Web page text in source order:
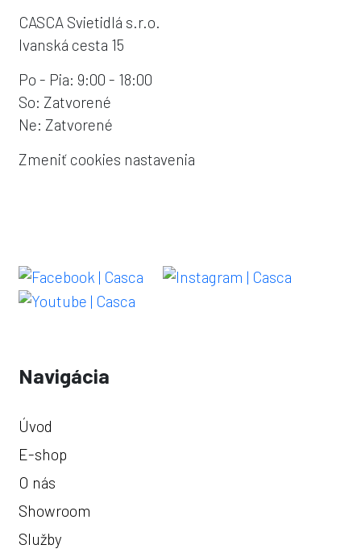
CASCA Svietidlá s.r.o.
Ivanská cesta 15
Po - Pia: 9:00 - 18:00
So: Zatvorené
Ne: Zatvorené
Zmeniť cookies nastavenia
Navigácia
Úvod
E-shop
O nás
Showroom
Služby